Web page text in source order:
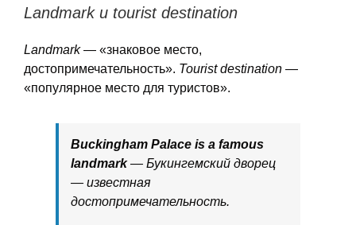
Landmark и tourist destination
Landmark— «знаковое место,
достопримечательность». Tourist destination —
«популярное место для туристов».
Buckingham Palace is a famous
landmark— Букингемский дворец
— известная
достопримечательность.